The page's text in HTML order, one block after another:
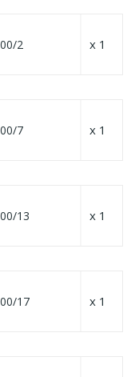
2 x 1
7 x 1
13 x 1
17 x 1